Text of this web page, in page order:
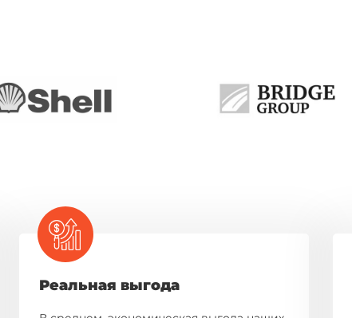
Реальная выгода